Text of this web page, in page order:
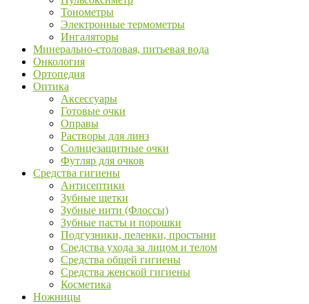
Тонометры
Электронные термометры
Ингаляторы
Минерально-столовая, питьевая вода
Онкология
Ортопедия
Оптика
Аксессуары
Готовые очки
Оправы
Растворы для линз
Солнцезащитные очки
Футляр для очков
Средства гигиены
Антисептики
Зубные щетки
Зубные нити (Флоссы)
Зубные пасты и порошки
Подгузники, пеленки, простыни
Средства ухода за лицом и телом
Средства общей гигиены
Средства женской гигиены
Косметика
Ножницы